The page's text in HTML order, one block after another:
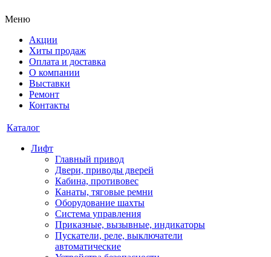
Меню
Акции
Хиты продаж
Оплата и доставка
О компании
Выставки
Ремонт
Контакты
Каталог
Лифт
Главный привод
Двери, приводы дверей
Кабина, противовес
Канаты, тяговые ремни
Оборудование шахты
Система управления
Приказные, вызывные, индикаторы
Пускатели, реле, выключатели
автоматические